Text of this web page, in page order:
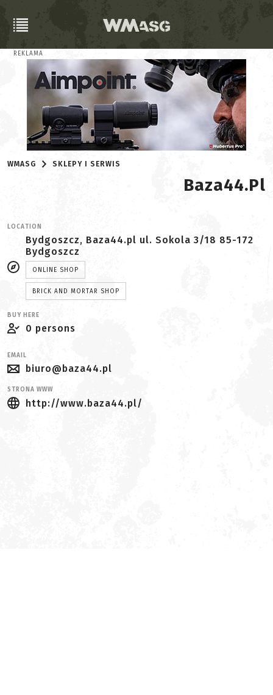
REKLAMA
WMASG SKLEPY I SERWIS
Baza44.pl
LOCATION
Bydgoszcz, Baza44.pl ul. Sokola 3/18 85-172
Bydgoszcz
ONLINE SHOP
BRICK AND MORTAR SHOP
BUY HERE
0 persons
EMAIL
biuro@baza44.pl
STRONA WWW
http://www.baza44.pl/